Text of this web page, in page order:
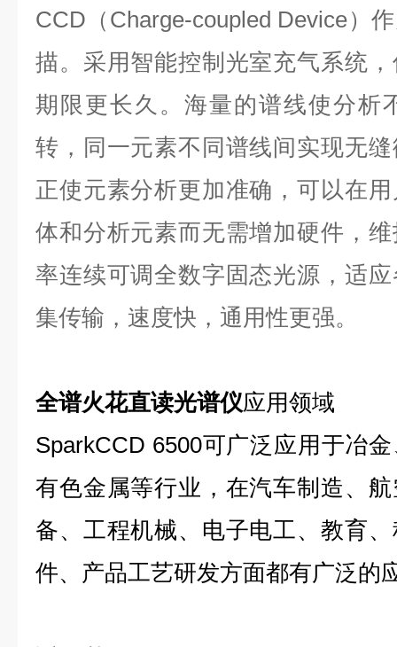
CCD（Charge-coupled Device）
描。采用智能控制光室充气系统
期限更长久。海量的谱线使分析
转，同一元素不同谱线间实现无
正使元素分析更加准确，可以在
体和分析元素而无需增加硬件，
率连续可调全数字固态光源，适
集传输，速度快，通用性更强。
全谱火花直读光谱仪应用领域
SparkCCD 6500可广泛应用于冶
有色金属等行业，在汽车制造、
备、工程机械、电子电工、教育
件、产品工艺研发方面都有广泛的